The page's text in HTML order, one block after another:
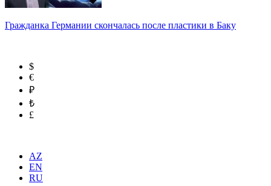
Гражданка Германии скончалась после пластики в Баку
$
€
₽
₺
£
AZ
EN
RU